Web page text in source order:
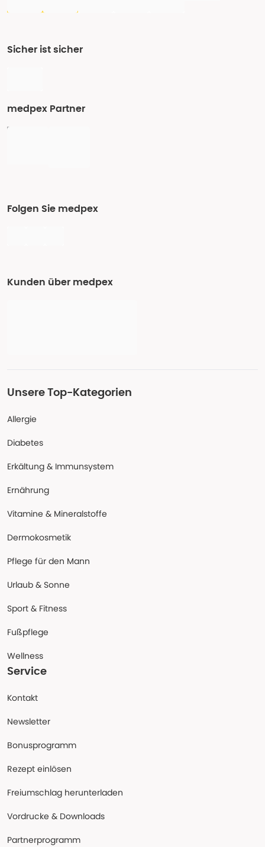
Sicher ist sicher
medpex Partner
Folgen Sie medpex
Kunden über medpex
Unsere Top-Kategorien
Allergie
Diabetes
Erkältung & Immunsystem
Ernährung
Vitamine & Mineralstoffe
Dermokosmetik
Pflege für den Mann
Urlaub & Sonne
Sport & Fitness
Fußpflege
Wellness
Service
Kontakt
Newsletter
Bonusprogramm
Rezept einlösen
Freiumschlag herunterladen
Vordrucke & Downloads
Partnerprogramm